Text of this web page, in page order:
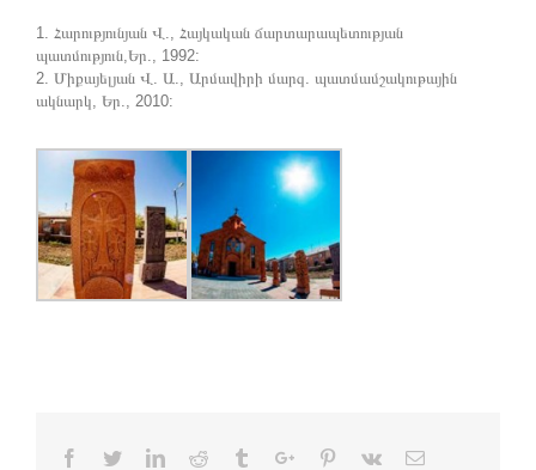
1. Հարությունյան Վ., Հայկական ճարտարապետության
պատմություն,Եր., 1992:
2. Միքայելյան Վ. Ա., Արմավիրի մարզ. պատմամշակութային
ակնարկ, Եր., 2010:
Facebook
TwitterLinkedinReddit TumblrGoogle+Pinterest
Vk Email